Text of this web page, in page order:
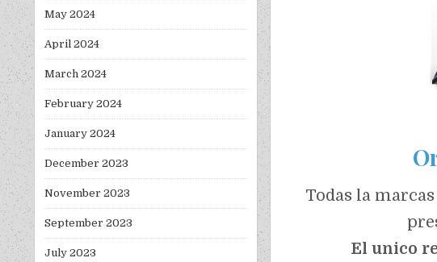
Todas la
El unico
May 2024
April 2024
March 2024
February 2024
January 2024
December 2023
November 2023
September 2023
July 2023